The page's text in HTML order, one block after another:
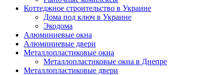
Коттеджное строительство в Украине
Дома под ключ в Украине
Экодома
Алюминиевые окна
Алюминиевые двери
Металлопластиковые окна
Металлопластиковые окна в Днепре
Металлопластиковые двери